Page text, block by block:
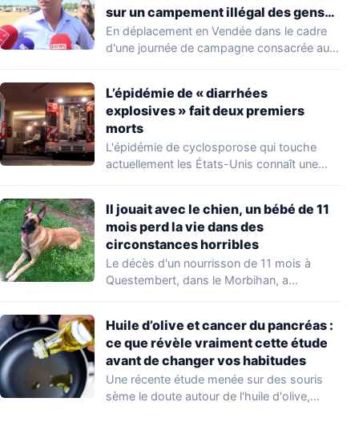
sur un campement illégal des gens
du voyage
En déplacement en Vendée dans le cadre
d'une journée de campagne consacrée aux
L’épidémie de « diarrhées
explosives » fait deux premiers
morts
L'épidémie de cyclosporose qui touche
actuellement les États-Unis connaît une
Il jouait avec le chien, un bébé de 11
mois perd la vie dans des
circonstances horribles
Le décès d'un nourrisson de 11 mois à
Questembert, dans le Morbihan, a
Huile d’olive et cancer du pancréas :
ce que révèle vraiment cette étude
avant de changer vos habitudes
Une récente étude menée sur des souris
sème le doute autour de l'huile d'olive,…